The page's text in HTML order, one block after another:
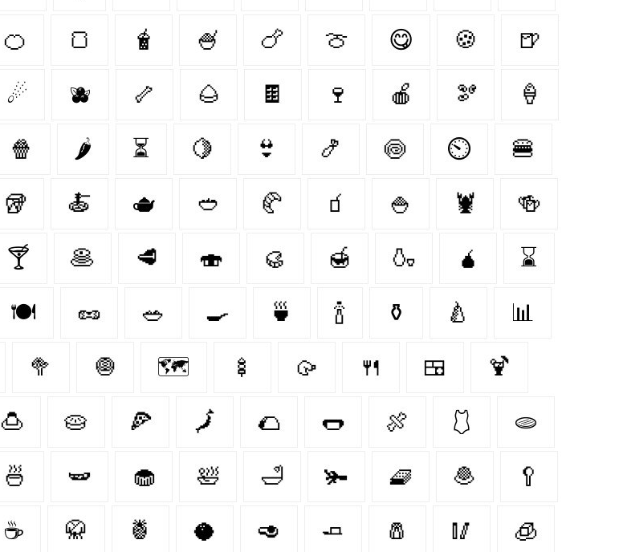
🍊 🍞 🧋 🍧 🍗 🍈 😋 🍪 🍺
☄ 🫐 🦴 🌰 🍫 🍷 🍎 🫘 🍦
🍿 🌶 ⏳ 🍋‍ 👙 🍤 🍥 ⏲ 🍔
🥡 🍝 🫖 🥙 🥐 🧃 🍚 🦞 🍻
🍸 🥞 🥩 🍣 🥮 🍯 🍶 🧉 ⌛
🍽️ 🥜 🥗 🍳 🍵 🍾 ⚱️ 🍐 📊
🥦 🧅 🗺️ 🍢 🥠 🍴 🍱 🍹
🍮 🥧 🍕 🗾 🌮 🌭 🍖 🩱 🫓
🍜 🫛 🧁 🛀 🛁 🫚 🧇 🧆 🥄
☕️ 🥋 🍍 🥥 🥑 🧈 🧂 🥢 🧊